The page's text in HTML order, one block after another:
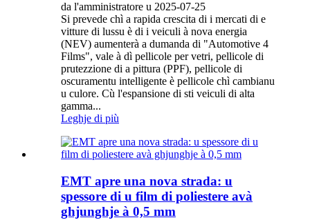
da l'amministratore u 2025-07-25
Si prevede chì a rapida crescita di i mercati di e
vitture di lussu è di i veiculi à nova energia
(NEV) aumenterà a dumanda di "Automotive 4
Films", vale à dì pellicole per vetri, pellicole di
prutezzione di a pittura (PPF), pellicole di
oscuramentu intelligente è pellicole chì cambianu
u culore. Cù l'espansione di sti veiculi di alta
gamma...
Leghje di più
EMT apre una nova strada: u
spessore di u film di poliestere avà
ghjunghje à 0,5 mm